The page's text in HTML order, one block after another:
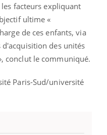
facteurs expliquant
ultime «
de ces enfants, via
des unités
conclut le communiqué.
Paris-Sud/université